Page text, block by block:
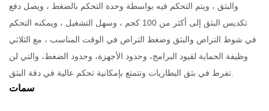
والبثق ، ويتم التحكم فيه بواسطة وحدة التحكم بالضغط ، ويصل دفع
تكديس البثق إلى أكثر من 100 كجم ، وسهل التشغيل ، ويمكنه التحكم
في شوط التراص والبثق وضغط التراص في الوقت المناسب ، مع الثلاثي
وظيفة الحماية لقيود البرامج، وحدود الأجهزة، وحدود الضغط، والتي لن
سمات